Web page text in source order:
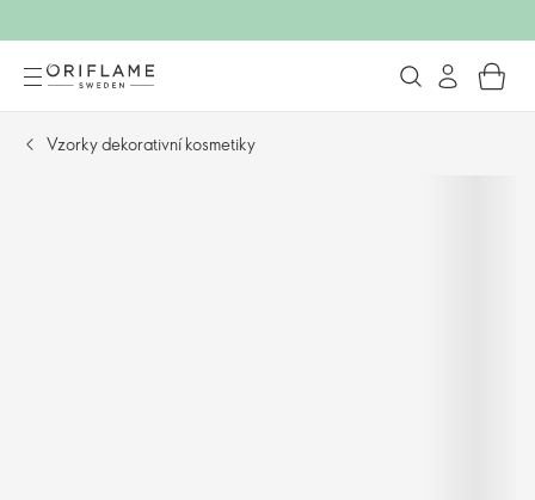
Vzorky dekorativní kosmetiky